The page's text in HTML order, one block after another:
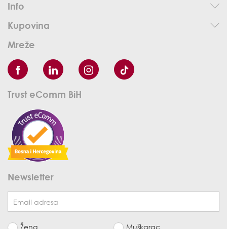
Info
Kupovina
Mreže
Trust eComm BiH
Newsletter
Žena Muškarac